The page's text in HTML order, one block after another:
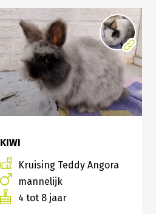
KIWI
Kruising Teddy Angora
mannelijk
4 tot 8 jaar